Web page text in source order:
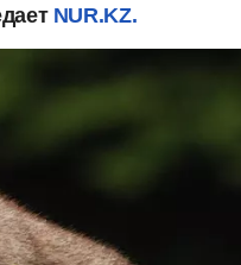
NUR.KZ.